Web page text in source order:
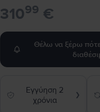
31099 €
Θέλω να ξέρω
Εγγύηση 2
χρόνια
❯